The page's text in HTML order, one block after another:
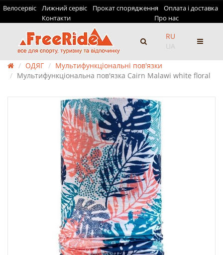
Велосервіс Лижний сервіс Прокат спорядження
Оплата і доставка
Контакти
Про нас
RU
UA
ОДЯГ
Мультифункціональні пов'язки
Мультифункціональна пов'язка Cairn Malawi white floral